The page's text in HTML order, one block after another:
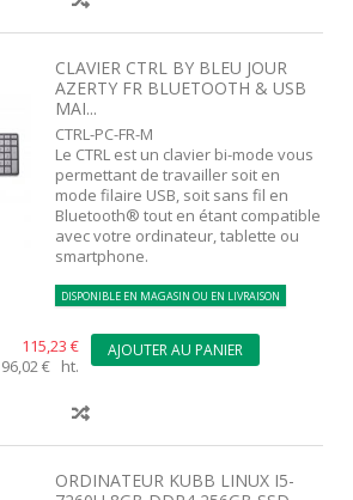
CLAVIER CTRL BY BLEU JOUR
AZERTY FR BLUETOOTH & USB
MAI...
CTRL-PC-FR-M
Le CTRL est un clavier bi-mode vous
permettant de travailler soit en
mode filaire USB, soit sans fil en
Bluetooth® tout en étant compatible
avec votre ordinateur, tablette ou
smartphone.
DISPONIBLE EN MAGASIN OU EN LIVRAISON
115,23 €
96,02 € ht.
AJOUTER AU PANIER
ORDINATEUR KUBB LINUX I5-